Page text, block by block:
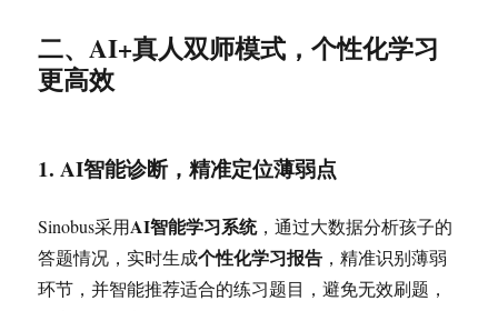
二、AI+真人双师模式，个性化学习
更高效
1. AI智能诊断，精准定位薄弱点
Sinobus采用AI智能学习系统，通过大数据分析孩子的
答题情况，实时生成个性化学习报告 ，精准识别薄弱
环节，并智能推荐适合的练习题目，避免无效刷题，